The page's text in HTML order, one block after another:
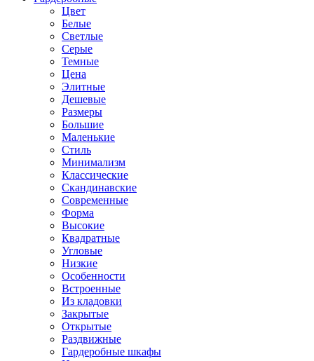
Цвет
Белые
Светлые
Серые
Темные
Цена
Элитные
Дешевые
Размеры
Большие
Маленькие
Стиль
Минимализм
Классические
Скандинавские
Современные
Форма
Высокие
Квадратные
Угловые
Низкие
Особенности
Встроенные
Из кладовки
Закрытые
Открытые
Раздвижные
Гардеробные шкафы